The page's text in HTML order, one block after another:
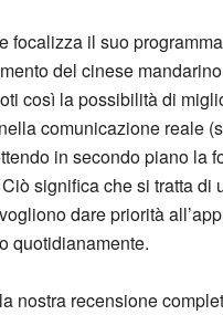
focalizza il suo programma
del cinese
così la possibilità di
comunicazione reale
in secondo piano la
significa che si tratta di
dare priorità
quotidianamente.
la nostra recensione